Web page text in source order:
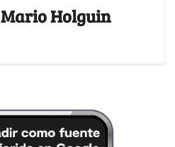
Mario Holguin